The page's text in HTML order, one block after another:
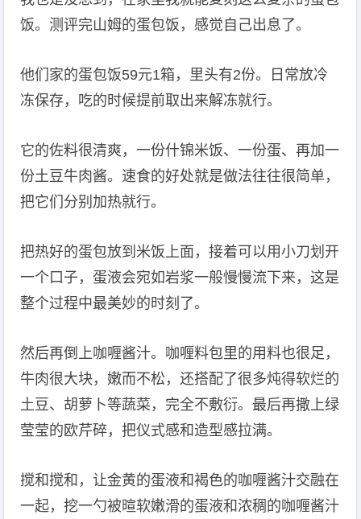
饭。测评完山姆的蛋包饭，感觉自己出息了。
他们家的蛋包饭59元1箱，里头有2份。日常放冷
冻保存，吃的时候提前取出来解冻就行。
它的佐料很清爽，一份什锦米饭、一份蛋、再加一
份土豆牛肉酱。速食的好处就是做法往往很简单，
把它们分别加热就行。
把热好的蛋包放到米饭上面，接着可以用小刀划开
一个口子，蛋液会宛如岩浆一般慢慢流下来，这是
整个过程中最美妙的时刻了。
然后再倒上咖喱酱汁。咖喱料包里的用料也很足，
牛肉很大块，嫩而不松，还搭配了很多炖得软烂的
土豆、胡萝卜等蔬菜，完全不敷衍。最后再撒上绿
莹莹的欧芹碎，把仪式感和造型感拉满。
搅和搅和，让金黄的蛋液和褐色的咖喱酱汁交融在
一起，挖一勺被暄软嫩滑的蛋液和浓稠的咖喱酱汁